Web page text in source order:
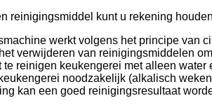
reinigingsmiddel kunt u rekening
werkt volgens het principe van
verwijderen van reinigingsmiddelen
te reinigen keukengerei met alleen
noodzakelijk (alkalisch
kan een goed reinigingsresultaat